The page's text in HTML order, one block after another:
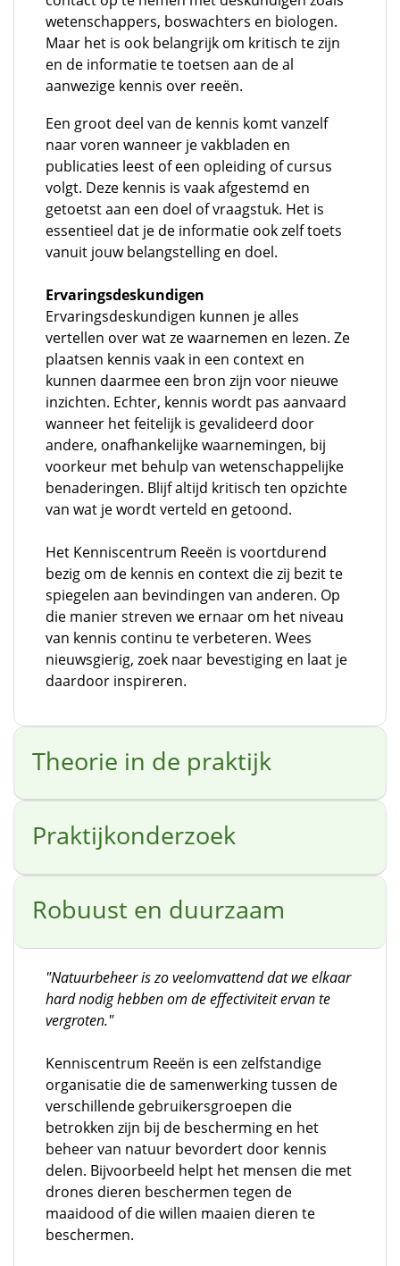
wetenschappers, boswachters en biologen.
Maar het is ook belangrijk om kritisch te zijn
en de informatie te toetsen aan de al
aanwezige kennis over reeën.
Een groot deel van de kennis komt vanzelf
naar voren wanneer je vakbladen en
publicaties leest of een opleiding of cursus
volgt. Deze kennis is vaak afgestemd en
getoetst aan een doel of vraagstuk. Het is
essentieel dat je de informatie ook zelf toets
vanuit jouw belangstelling en doel.
Ervaringsdeskundigen
Ervaringsdeskundigen kunnen je alles
vertellen over wat ze waarnemen en lezen. Ze
plaatsen kennis vaak in een context en
kunnen daarmee een bron zijn voor nieuwe
inzichten. Echter, kennis wordt pas aanvaard
wanneer het feitelijk is gevalideerd door
andere, onafhankelijke waarnemingen, bij
voorkeur met behulp van wetenschappelijke
benaderingen. Blijf altijd kritisch ten opzichte
van wat je wordt verteld en getoond.
Het Kenniscentrum Reeën is voortdurend
bezig om de kennis en context die zij bezit te
spiegelen aan bevindingen van anderen. Op
die manier streven we ernaar om het niveau
van kennis continu te verbeteren. Wees
nieuwsgierig, zoek naar bevestiging en laat je
daardoor inspireren.
Theorie in de praktijk
Praktijkonderzoek
Robuust en duurzaam
"Natuurbeheer is zo veelomvattend dat we elkaar
hard nodig hebben om de effectiviteit ervan te
vergroten."
Kenniscentrum Reeën is een zelfstandige
organisatie die de samenwerking tussen de
verschillende gebruikersgroepen die
betrokken zijn bij de bescherming en het
beheer van natuur bevordert door kennis
delen. Bijvoorbeeld helpt het mensen die met
drones dieren beschermen tegen de
maaidood of die willen maaien dieren te
beschermen.